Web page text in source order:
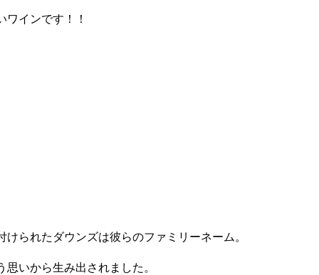
インです！！
けられたダウンズは彼らのファミリーネーム。
いから生み出されました。